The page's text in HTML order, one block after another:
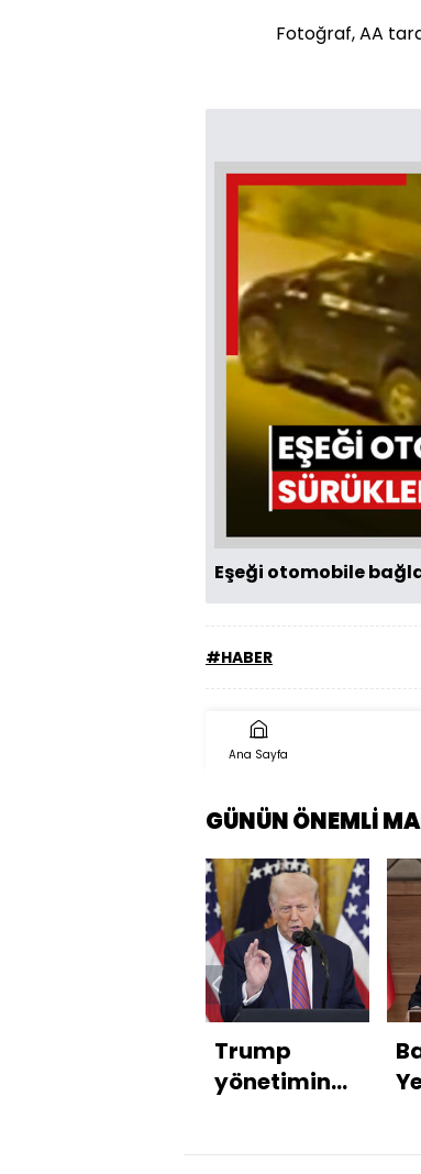
Fotoğraf, AA
Eşeği otomobile
#HABER
Ana Sayfa
GÜNÜN ÖNEMLİ
Trump
yönetiminden